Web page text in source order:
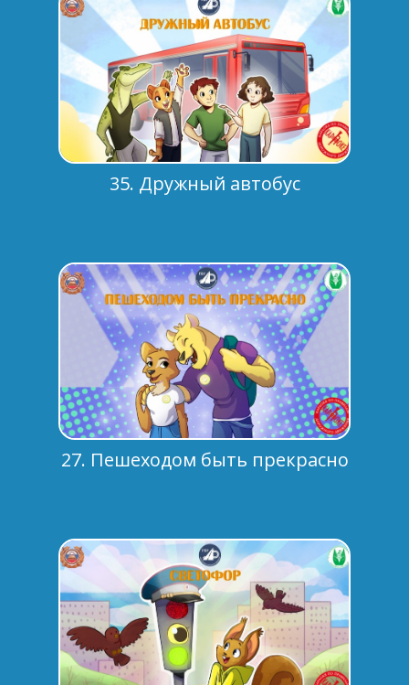
35. Дружный автобус
27. Пешеходом быть прекрасно